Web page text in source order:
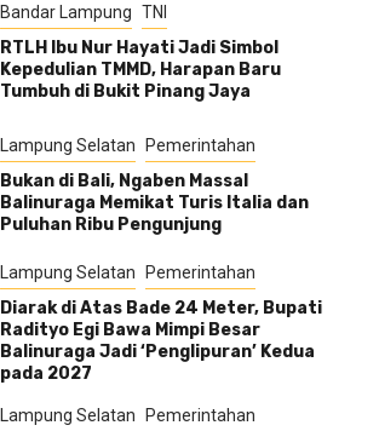
Bandar Lampung TNI
RTLH Ibu Nur Hayati Jadi Simbol
Kepedulian TMMD, Harapan Baru
Tumbuh di Bukit Pinang Jaya
Lampung Selatan Pemerintahan
Bukan di Bali, Ngaben Massal
Balinuraga Memikat Turis Italia dan
Puluhan Ribu Pengunjung
Lampung Selatan Pemerintahan
Diarak di Atas Bade 24 Meter, Bupati
Radityo Egi Bawa Mimpi Besar
Balinuraga Jadi ‘Penglipuran’ Kedua
pada 2027
Lampung Selatan Pemerintahan